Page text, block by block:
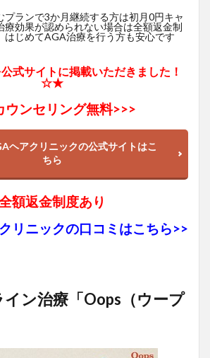
プランで3か月継続する方は初月0円キャ
療効果が認められない場合は全額返金制
はじめてAGA治療を行う方も安心です
式サイトに掲載いただきました！
☆★
ウンセリング無料>>>
ヘアクリニックの公式サイトはこ
ちら
額返金制度あり
リニックの口コミはこちら>>
ン治療「Oops（ウープ